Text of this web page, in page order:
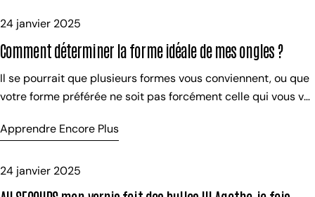
24 janvier 2025
Comment déterminer la forme idéale de mes ongles ?
Il se pourrait que plusieurs formes vous conviennent, ou que
votre forme préférée ne soit pas forcément celle qui vous va
il y a UNE forme qui met plus votre main en valeur. Vous allez
universelle ?” Ma réponse est sur vos ongles : regardez-bien !
Apprendre Encore Plus
24 janvier 2025